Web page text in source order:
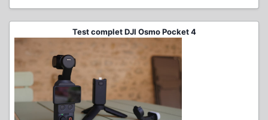
Test complet DJI Osmo Pocket 4